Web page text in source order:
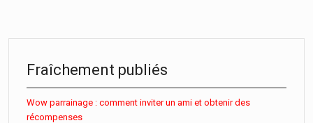
Fraîchement publiés
Wow parrainage : comment inviter un ami et obtenir des
récompenses